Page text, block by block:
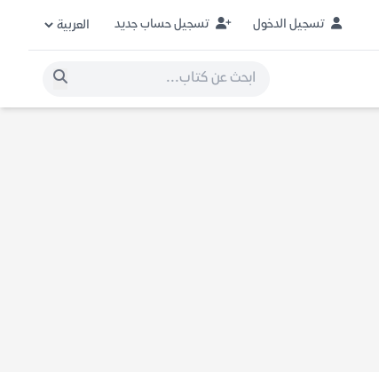
تسجيل الدخول تسجيل حساب جديد